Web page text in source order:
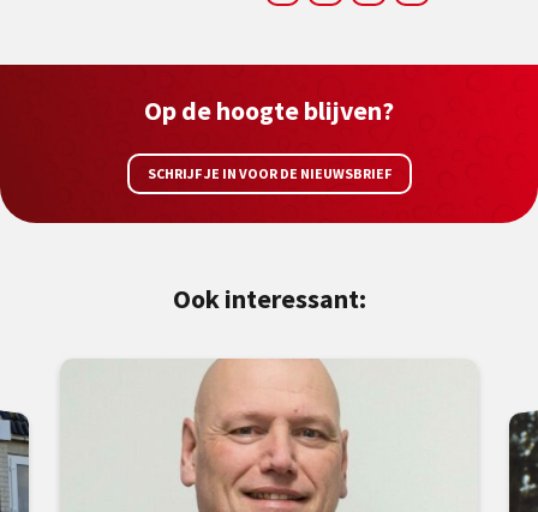
Op de hoogte blijven?
SCHRIJF JE IN VOOR DE NIEUWSBRIEF
Ook interessant: